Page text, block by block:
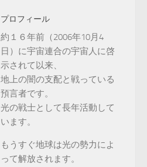
プロフィール
約１６年前（2006年10月4
日）に宇宙連合の宇宙人に啓
示されて以来、
地上の闇の支配と戦っている
預言者です。
光の戦士として長年活動して
います。
もうすぐ地球は光の勢力によ
って解放されます。